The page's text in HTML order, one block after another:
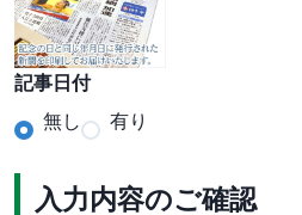
記事日付
無し
有り
入力内容のご確認